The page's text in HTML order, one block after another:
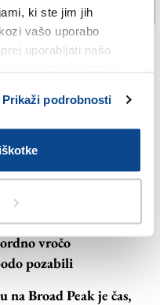
ki ste jim jih
vašo uporabo
uporabljati našo
Prikaži podrobnosti
vročo
pozabili
Broad Peak je čas,